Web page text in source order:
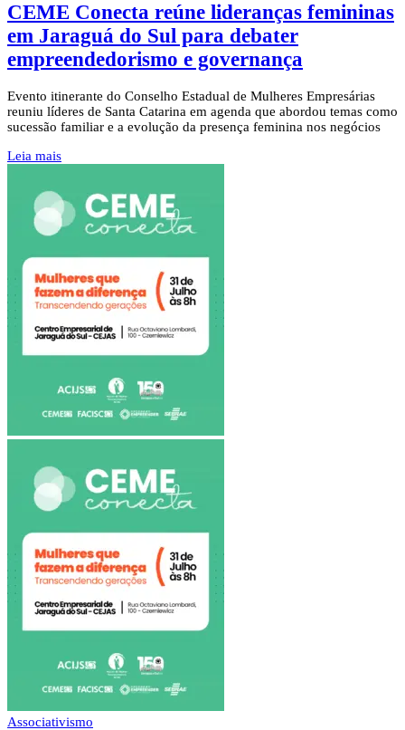
CEME Conecta reúne lideranças femininas
em Jaraguá do Sul para debater
empreendedorismo e governança
Evento itinerante do Conselho Estadual de Mulheres Empresárias
reuniu líderes de Santa Catarina em agenda que abordou temas como
sucessão familiar e a evolução da presença feminina nos negócios
Leia mais
Associativismo